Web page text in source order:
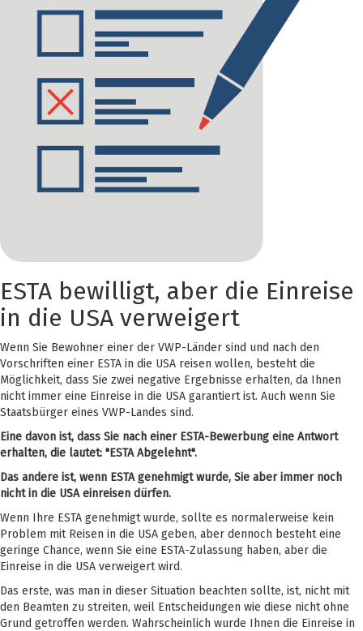
ESTA bewilligt, aber die Einreise
in die USA verweigert
Wenn Sie Bewohner einer der VWP-Länder sind und nach den
Vorschriften einer ESTA in die USA reisen wollen, besteht die
Möglichkeit, dass Sie zwei negative Ergebnisse erhalten, da Ihnen
nicht immer eine Einreise in die USA garantiert ist. Auch wenn Sie
Staatsbürger eines VWP-Landes sind.
Eine davon ist, dass Sie nach einer ESTA-Bewerbung eine Antwort
erhalten, die lautet: "ESTA Abgelehnt".
Das andere ist, wenn ESTA genehmigt wurde, Sie aber immer noch
nicht in die USA einreisen dürfen.
Wenn Ihre ESTA genehmigt wurde, sollte es normalerweise kein
Problem mit Reisen in die USA geben, aber dennoch besteht eine
geringe Chance, wenn Sie eine ESTA-Zulassung haben, aber die
Einreise in die USA verweigert wird.
Das erste, was man in dieser Situation beachten sollte, ist, nicht mit
den Beamten zu streiten, weil Entscheidungen wie diese nicht ohne
Grund getroffen werden. Wahrscheinlich wurde Ihnen die Einreise in